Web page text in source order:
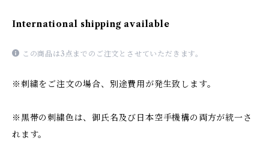
International shipping available
この商品は3点までのご注文とさせていただきます。
※刺繍をご注文の場合、別途費用が発生致します。
※黒帯の刺繍色は、御氏名及び日本空手機構の両方が統一さ
れます。